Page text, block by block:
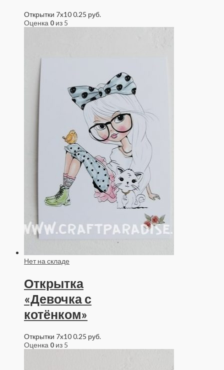
Открытки 7x100.25 руб.
Оценка 0 из 5
Нет на складе
Открытка
«Девочка с
котёнком»
Открытки 7x100.25 руб.
Оценка 0 из 5